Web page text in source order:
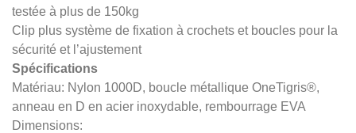
testée à plus de 150kg
Clip plus système de fixation à crochets et boucles pour la
sécurité et l’ajustement
Spécifications
Matériau: Nylon 1000D, boucle métallique OneTigris®,
anneau en D en acier inoxydable, rembourrage EVA
Dimensions: